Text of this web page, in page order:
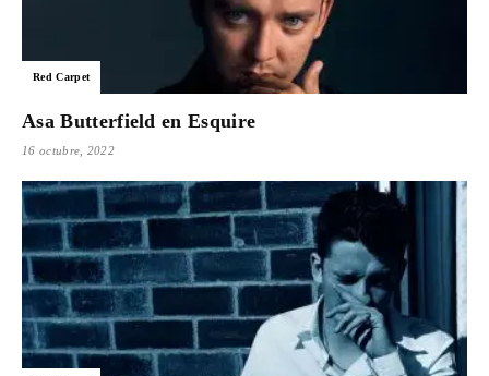
Para
Red Carpet
Asa Butterfield en Esquire
16 octubre, 2022